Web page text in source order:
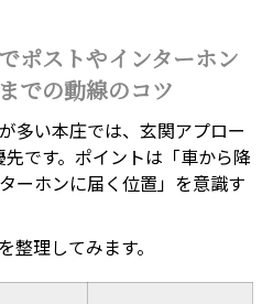
ポストやインターホン
での動線のコツ
多い本庄では、玄関アプロー
です。ポイントは「車から降
ーホンに届く位置」を意識す
整理してみます。